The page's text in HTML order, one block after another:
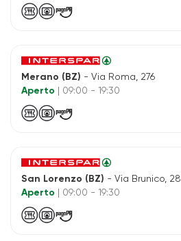
Merano (BZ) - Via Roma, 276
Aperto
| 09:00 - 19:30
San Lorenzo (BZ) - Via Brunico, 28
Aperto
| 09:00 - 19:30